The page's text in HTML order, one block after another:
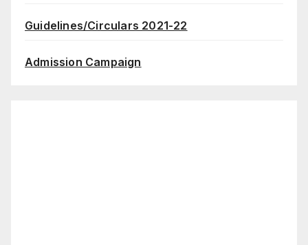
Guidelines/Circulars 2021-22
Admission Campaign